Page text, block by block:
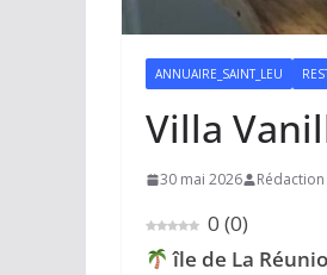
ANNUAIRE_SAINT_LEU
Villa
30 mai 2026
0 (0)
île de La